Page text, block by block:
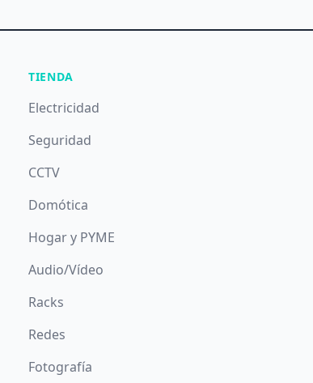
TIENDA
Electricidad
Seguridad
CCTV
Domótica
Hogar y PYME
Audio/Vídeo
Racks
Redes
Fotografía